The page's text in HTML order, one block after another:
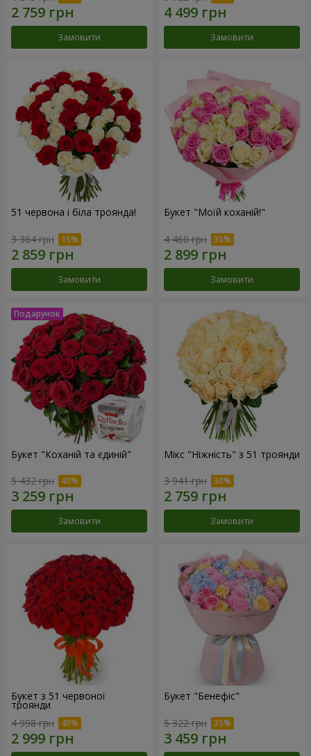
Замовити Замовити
51 червона і біла троянда!
3 364 грн
Замовити
Букет "Моїй коханій!"
4 460 грн
Замовити
Букет "Коханій та єдиній"
5 432 грн
Замовити
Мікс "Ніжність" з 51 троянди
3 941 грн
Замовити
Букет з 51 червоної
троянди
4 998 грн
Букет "Бенефіс"
5 322 грн